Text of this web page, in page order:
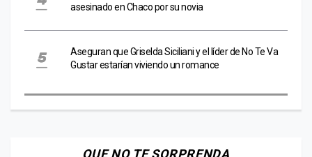
asesinado en Chaco por su novia
Aseguran que Griselda Siciliani y el líder de No Te Va
Gustar estarían viviendo un romance
QUE NO TE SORPRENDA